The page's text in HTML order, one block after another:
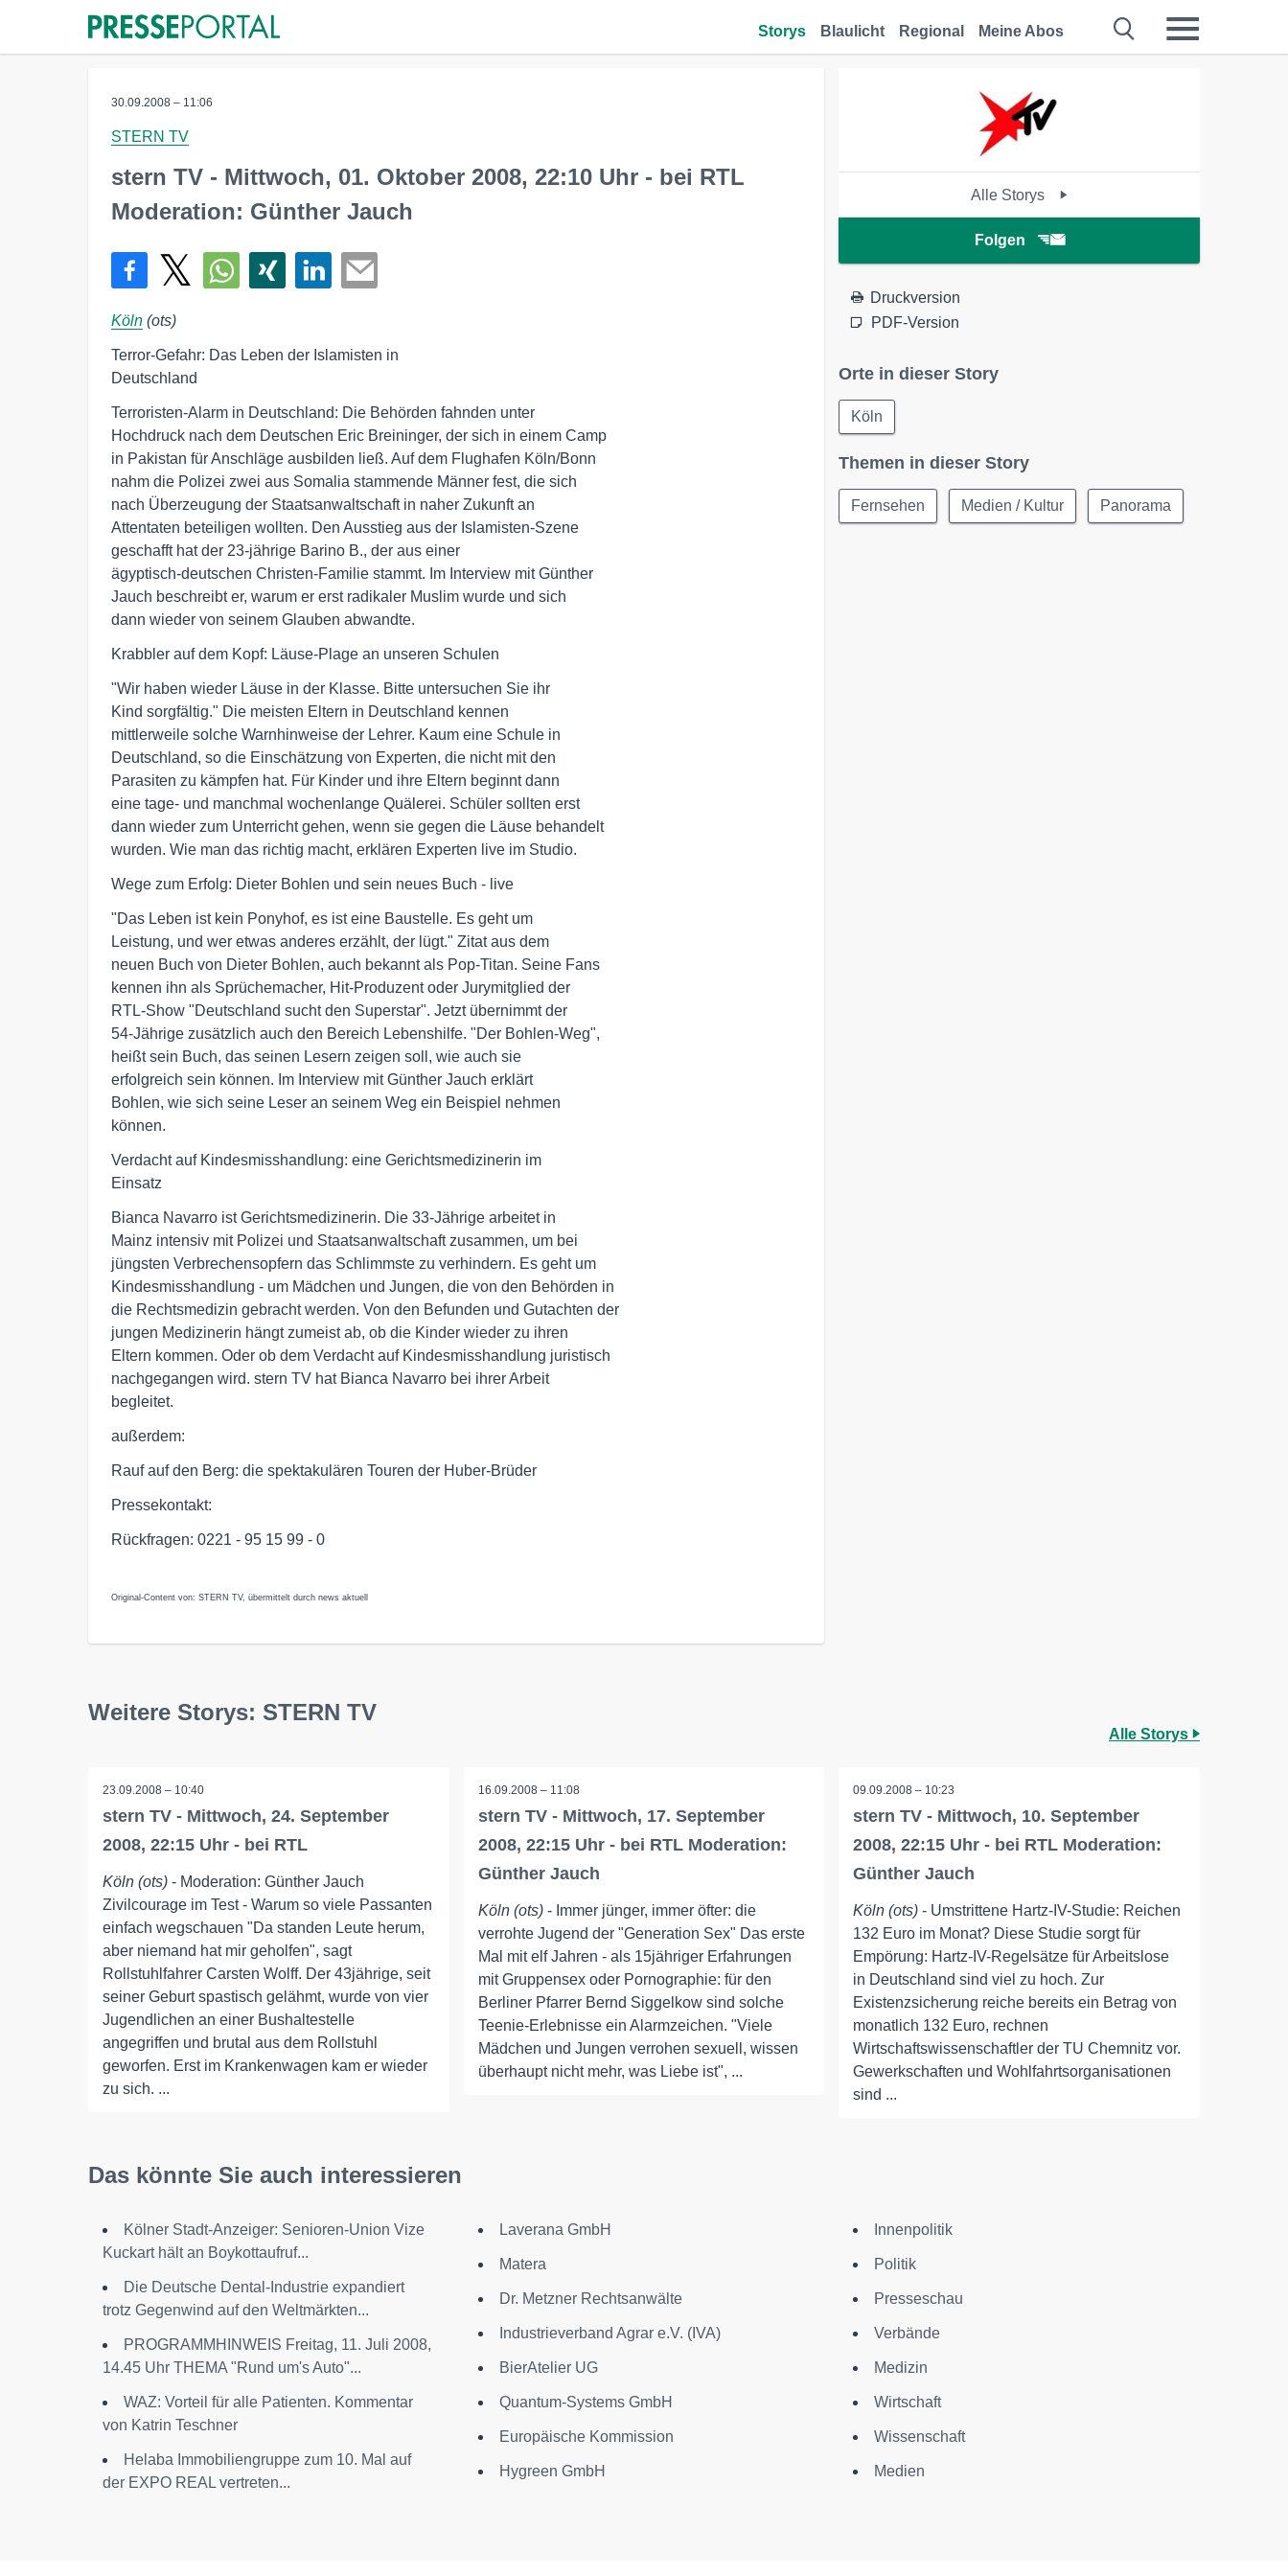
Storys Blaulicht Regional Meine Abos
30.09.2008 – 11:06
STERN TV
stern TV - Mittwoch, 01. Oktober 2008, 22:10 Uhr - bei RTL
Moderation: Günther Jauch
Köln (ots)
Terror-Gefahr: Das Leben der Islamisten in
Deutschland
Terroristen-Alarm in Deutschland: Die Behörden fahnden unter
Hochdruck nach dem Deutschen Eric Breininger, der sich in einem Camp
in Pakistan für Anschläge ausbilden ließ. Auf dem Flughafen Köln/Bonn
nahm die Polizei zwei aus Somalia stammende Männer fest, die sich
nach Überzeugung der Staatsanwaltschaft in naher Zukunft an
Attentaten beteiligen wollten. Den Ausstieg aus der Islamisten-Szene
geschafft hat der 23-jährige Barino B., der aus einer
ägyptisch-deutschen Christen-Familie stammt. Im Interview mit Günther
Jauch beschreibt er, warum er erst radikaler Muslim wurde und sich
dann wieder von seinem Glauben abwandte.
Krabbler auf dem Kopf: Läuse-Plage an unseren Schulen
"Wir haben wieder Läuse in der Klasse. Bitte untersuchen Sie ihr
Kind sorgfältig." Die meisten Eltern in Deutschland kennen
mittlerweile solche Warnhinweise der Lehrer. Kaum eine Schule in
Deutschland, so die Einschätzung von Experten, die nicht mit den
Parasiten zu kämpfen hat. Für Kinder und ihre Eltern beginnt dann
eine tage- und manchmal wochenlange Quälerei. Schüler sollten erst
dann wieder zum Unterricht gehen, wenn sie gegen die Läuse behandelt
wurden. Wie man das richtig macht, erklären Experten live im Studio.
Wege zum Erfolg: Dieter Bohlen und sein neues Buch - live
"Das Leben ist kein Ponyhof, es ist eine Baustelle. Es geht um
Leistung, und wer etwas anderes erzählt, der lügt." Zitat aus dem
neuen Buch von Dieter Bohlen, auch bekannt als Pop-Titan. Seine Fans
kennen ihn als Sprüchemacher, Hit-Produzent oder Jurymitglied der
RTL-Show "Deutschland sucht den Superstar". Jetzt übernimmt der
54-Jährige zusätzlich auch den Bereich Lebenshilfe. "Der Bohlen-Weg",
heißt sein Buch, das seinen Lesern zeigen soll, wie auch sie
erfolgreich sein können. Im Interview mit Günther Jauch erklärt
Bohlen, wie sich seine Leser an seinem Weg ein Beispiel nehmen
können.
Verdacht auf Kindesmisshandlung: eine Gerichtsmedizinerin im
Einsatz
Bianca Navarro ist Gerichtsmedizinerin. Die 33-Jährige arbeitet in
Mainz intensiv mit Polizei und Staatsanwaltschaft zusammen, um bei
jüngsten Verbrechensopfern das Schlimmste zu verhindern. Es geht um
Kindesmisshandlung - um Mädchen und Jungen, die von den Behörden in
die Rechtsmedizin gebracht werden. Von den Befunden und Gutachten der
jungen Medizinerin hängt zumeist ab, ob die Kinder wieder zu ihren
Eltern kommen. Oder ob dem Verdacht auf Kindesmisshandlung juristisch
nachgegangen wird. stern TV hat Bianca Navarro bei ihrer Arbeit
begleitet.
außerdem:
Rauf auf den Berg: die spektakulären Touren der Huber-Brüder
Pressekontakt:
Rückfragen: 0221 - 95 15 99 - 0
Original-Content von: STERN TV, übermittelt durch news aktuell
Alle Storys
Folgen
Druckversion
PDF-Version
Orte in dieser Story
Köln
Themen in dieser Story
Fernsehen Medien / Kultur Panorama
Weitere Storys: STERN TV
Alle Storys
23.09.2008 – 10:40
stern TV - Mittwoch, 24. September
2008, 22:15 Uhr - bei RTL
Köln (ots) - Moderation: Günther Jauch
Zivilcourage im Test - Warum so viele Passanten
einfach wegschauen "Da standen Leute herum,
aber niemand hat mir geholfen", sagt
Rollstuhlfahrer Carsten Wolff. Der 43jährige, seit
seiner Geburt spastisch gelähmt, wurde von vier
Jugendlichen an einer Bushaltestelle
angegriffen und brutal aus dem Rollstuhl
geworfen. Erst im Krankenwagen kam er wieder
zu sich. ...
16.09.2008 – 11:08
stern TV - Mittwoch, 17. September
2008, 22:15 Uhr - bei RTL Moderation:
Günther Jauch
Köln (ots)- Immer jünger, immer öfter: die
verrohte Jugend der "Generation Sex" Das erste
Mal mit elf Jahren - als 15jähriger Erfahrungen
mit Gruppensex oder Pornographie: für den
Berliner Pfarrer Bernd Siggelkow sind solche
Teenie-Erlebnisse ein Alarmzeichen. "Viele
Mädchen und Jungen verrohen sexuell, wissen
überhaupt nicht mehr, was Liebe ist", ...
09.09.2008 – 10:23
stern TV - Mittwoch, 10. September
2008, 22:15 Uhr - bei RTL Moderation:
Günther Jauch
Köln (ots) - Umstrittene Hartz-IV-Studie: Reichen
132 Euro im Monat? Diese Studie sorgt für
Empörung: Hartz-IV-Regelsätze für Arbeitslose
in Deutschland sind viel zu hoch. Zur
Existenzsicherung reiche bereits ein Betrag von
monatlich 132 Euro, rechnen
Wirtschaftswissenschaftler der TU Chemnitz vor.
Gewerkschaften und Wohlfahrtsorganisationen
sind ...
Das könnte Sie auch interessieren
Kölner Stadt-Anzeiger: Senioren-Union Vize
Kuckart hält an Boykottaufruf...
Die Deutsche Dental-Industrie expandiert
trotz Gegenwind auf den Weltmärkten...
PROGRAMMHINWEIS Freitag, 11. Juli 2008,
14.45 Uhr THEMA "Rund um's Auto"...
WAZ: Vorteil für alle Patienten. Kommentar
von Katrin Teschner
Helaba Immobiliengruppe zum 10. Mal auf
der EXPO REAL vertreten...
Laverana GmbH
Matera
Dr. Metzner Rechtsanwälte
Industrieverband Agrar e.V. (IVA)
BierAtelier UG
Quantum-Systems GmbH
Europäische Kommission
Hygreen GmbH
Innenpolitik
Politik
Presseschau
Verbände
Medizin
Wirtschaft
Wissenschaft
Medien